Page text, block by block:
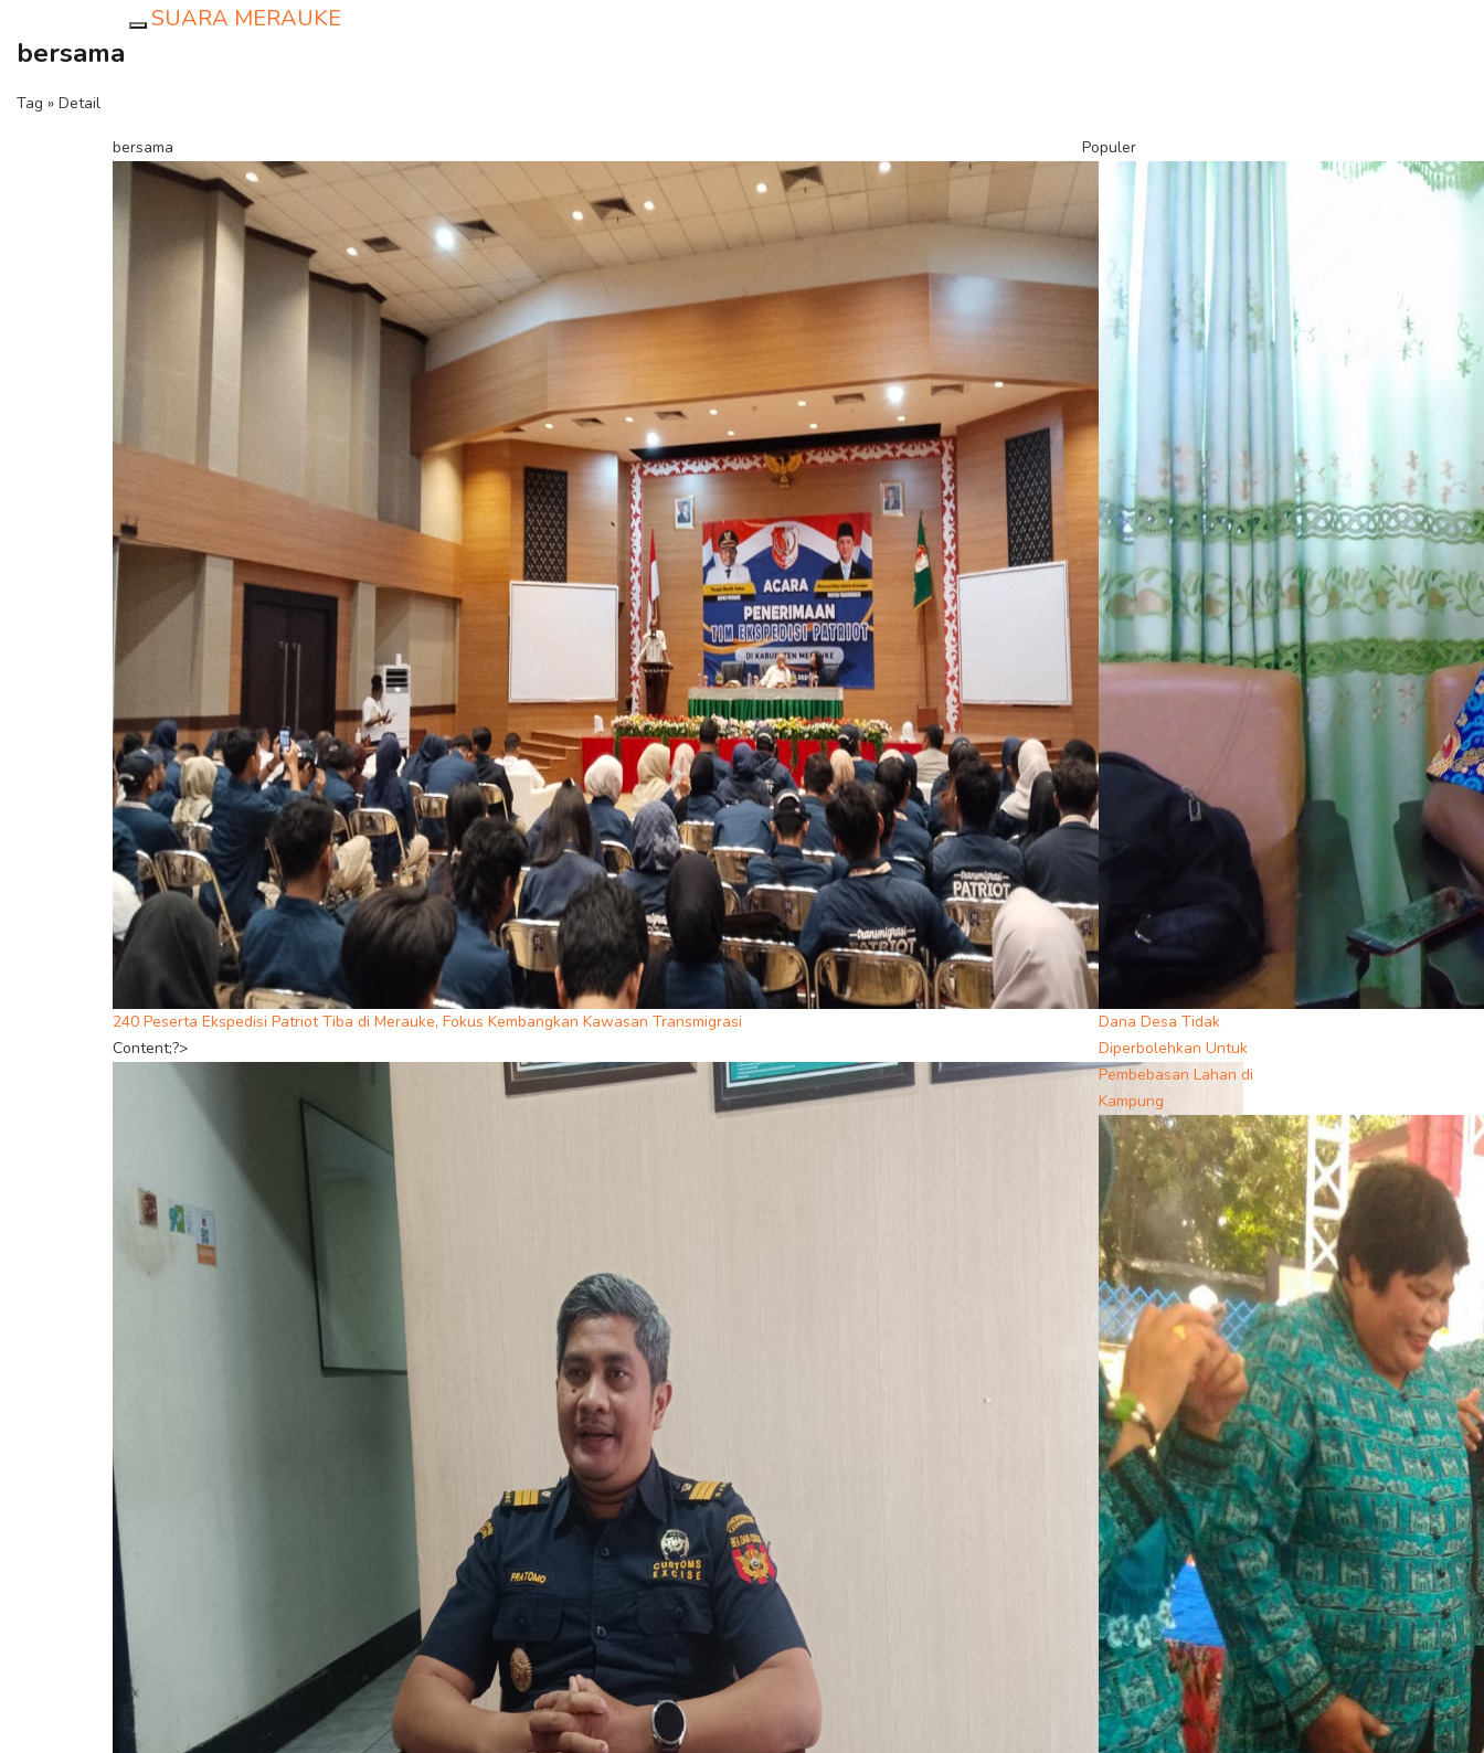
SUARA MERAUKE
bersama
Tag » Detail
bersama
240 Peserta Ekspedisi Patriot Tiba di Merauke, Fokus Kembangkan Kawasan Transmigrasi
Content;?>
Populer
Dana Desa Tidak
Diperbolehkan Untuk
Pembebasan Lahan di
Kampung